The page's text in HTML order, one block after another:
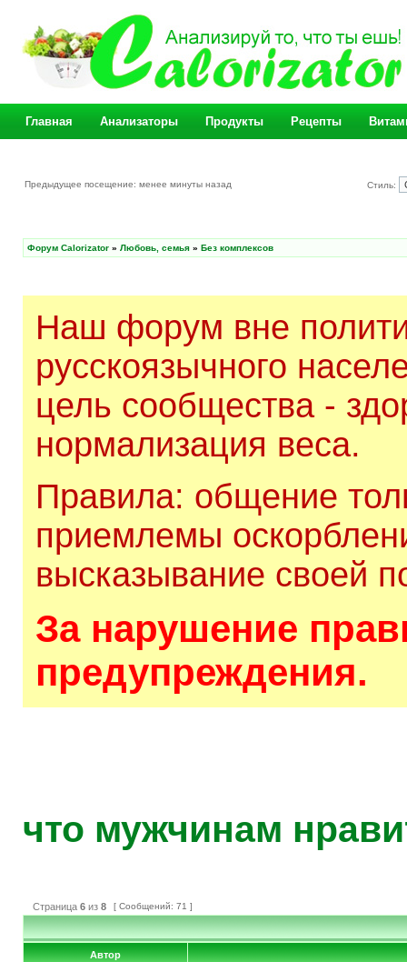
Главная Анализаторы Продукты Рецепты
Предыдущее посещение: менее минуты назад Стиль:
Форум Calorizator » Любовь, семья » Без комплексов
Наш форум вне
русскоязычного
цель сообщества -
нормализация веса.
Правила: общение
приемлемы
высказывание своей
За нарушение
предупреждения.
что мужчинам
Страница 6 из 8 [ Сообщений: 71 ]
Автор